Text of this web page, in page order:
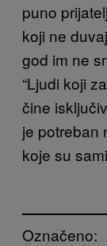
puno
koji ne
god im ne
“Ljudi koji
čine
je potreban
koje su
Označeno: